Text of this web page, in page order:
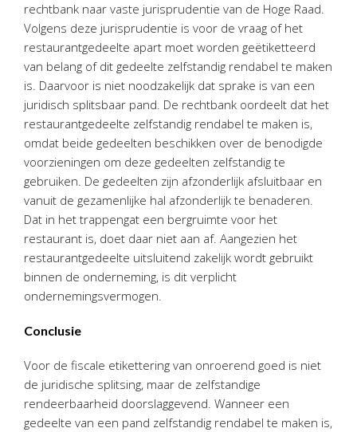
rechtbank naar vaste jurisprudentie van de Hoge Raad.
Volgens deze jurisprudentie is voor de vraag of het
restaurantgedeelte apart moet worden geëtiketteerd
van belang of dit gedeelte zelfstandig rendabel te maken
is. Daarvoor is niet noodzakelijk dat sprake is van een
juridisch splitsbaar pand. De rechtbank oordeelt dat het
restaurantgedeelte zelfstandig rendabel te maken is,
omdat beide gedeelten beschikken over de benodigde
voorzieningen om deze gedeelten zelfstandig te
gebruiken. De gedeelten zijn afzonderlijk afsluitbaar en
vanuit de gezamenlijke hal afzonderlijk te benaderen.
Dat in het trappengat een bergruimte voor het
restaurant is, doet daar niet aan af. Aangezien het
restaurantgedeelte uitsluitend zakelijk wordt gebruikt
binnen de onderneming, is dit verplicht
ondernemingsvermogen.
Conclusie
Voor de fiscale etikettering van onroerend goed is niet
de juridische splitsing, maar de zelfstandige
rendeerbaarheid doorslaggevend. Wanneer een
gedeelte van een pand zelfstandig rendabel te maken is,